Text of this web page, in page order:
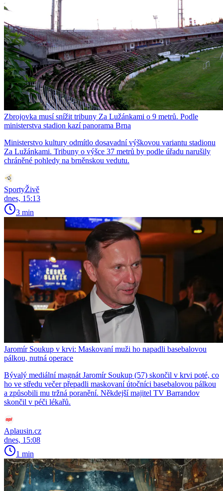
Zbrojovka musí snížit tribuny Za Lužánkami o 9 metrů. Podle
ministerstva stadion kazí panorama Brna
Ministerstvo kultury odmítlo dosavadní výškovou variantu stadionu
Za Lužánkami. Tribuny o výšce 37 metrů by podle úřadu narušily
chráněné pohledy na brněnskou vedutu.
SportyŽivě
dnes, 15:13
3 min
Jaromír Soukup v krvi: Maskovaní muži ho napadli basebalovou
pálkou, nutná operace
Bývalý mediální magnát Jaromír Soukup (57) skončil v krvi poté, co
ho ve středu večer přepadli maskovaní útočníci basebalovou pálkou
a způsobili mu tržná poranění. Někdejší majitel TV Barrandov
skončil v péči lékařů.
Aplausin.cz
dnes, 15:08
1 min